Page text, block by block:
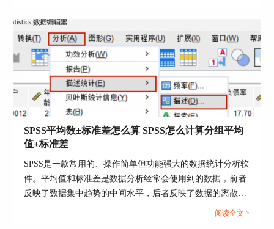
分析的意义的内容。综上所述，SPSS的描述性统计
分析功能是非常强大的，可以帮助研究者更全面地
了解数据的基本特征，为后续的分析提供参考依
据。
SPSS平均数±标准差怎么算 SPSS怎么计算分组平均
值±标准差
SPSS是一款常用的、操作简单但功能强大的数据统计分析软
件。平均值和标准差是数据分析经常会使用到的数据，前者
反映了数据集中趋势的中间水平，后者反映了数据的离散程
度，两者都是很重要的数据参考标准。在SPSS中计算平均数
阅读全文 >